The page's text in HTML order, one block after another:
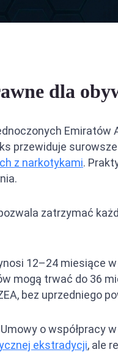
Ekstradycja między
dla
Emiratów
przewiduje
z narkotykami.
zatrzymać
12–24 miesiące
mogą trwać do 36
bez uprzedniego
o
ekstradycji, ale